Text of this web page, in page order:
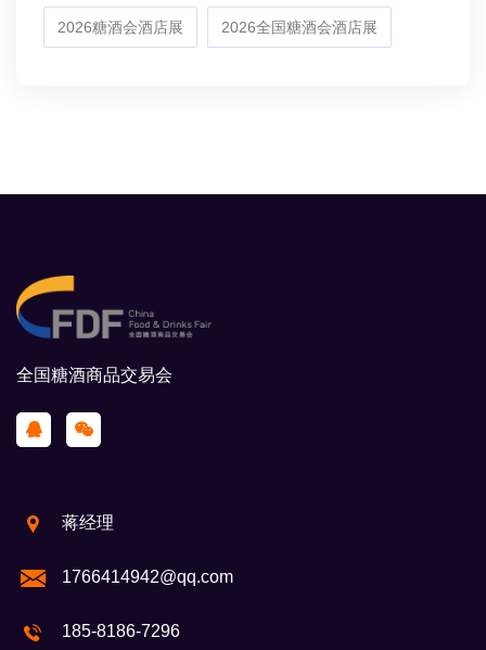
2026糖酒会酒店展 2026全国糖酒会酒店展
全国糖酒商品交易会
蒋经理
1766414942@qq.com
185-8186-7296